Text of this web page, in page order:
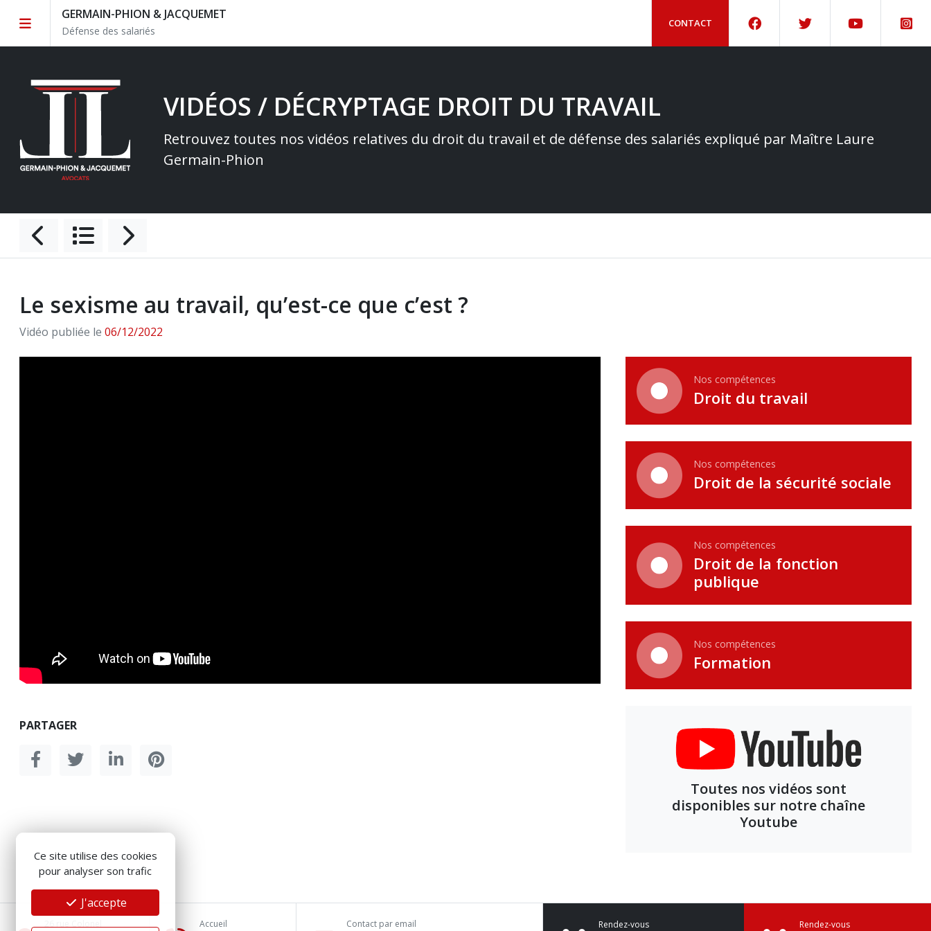
GERMAIN-PHION & JACQUEMET
Défense des salariés
CONTACT
VIDÉOS / DÉCRYPTAGE DROIT DU TRAVAIL
Retrouvez toutes nos vidéos relatives du droit du travail et de défense des salariés expliqué par Maître Laure
Germain-Phion
Le sexisme au travail, qu’est-ce que c’est ?
Vidéo publiée le 06/12/2022
PARTAGER
Nos compétences
Droit du travail
Nos compétences
Droit de la sécurité sociale
Nos compétences
Droit de la fonction
publique
Nos compétences
Formation
Toutes nos vidéos sont
disponibles sur notre chaîne
Youtube
Accueil Contact par email Rendez-vous Rendez-vous
Ce site utilise des cookies
pour analyser son trafic
J'accepte